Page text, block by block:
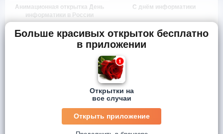
Анимационная открытка День
информатики в России
С днём информатики
Больше красивых открыток бесплатно
в приложении
Открытки на
все случаи
Открыть приложение